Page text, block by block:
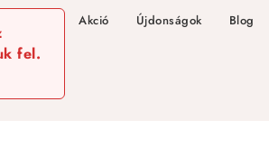
fel.
Akció Újdonságok Blog